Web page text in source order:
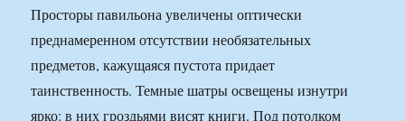
Просторы павильона увеличены оптически
преднамеренном отсутствии необязательных
предметов, кажущаяся пустота придает
таинственность. Темные шатры освещены изнутри
ярко: в них гроздьями висят книги. Под потолком